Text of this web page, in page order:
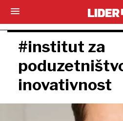
#institut za
inovativnost